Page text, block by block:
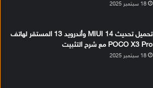
18 سبتمبر 2025
تحميل تحديث MIUI 14 وأندرويد 13 المستقر لهاتف
POCO X3 Pro مع شرح التثبيت
18 سبتمبر 2025